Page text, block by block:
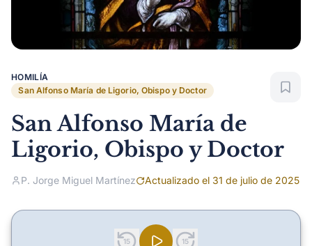
HOMILÍA
San Alfonso María de Ligorio, Obispo y Doctor
San Alfonso María de
Ligorio, Obispo y Doctor
P. Jorge Miguel Martínez Actualizado el 31 de julio de 2025
15 15